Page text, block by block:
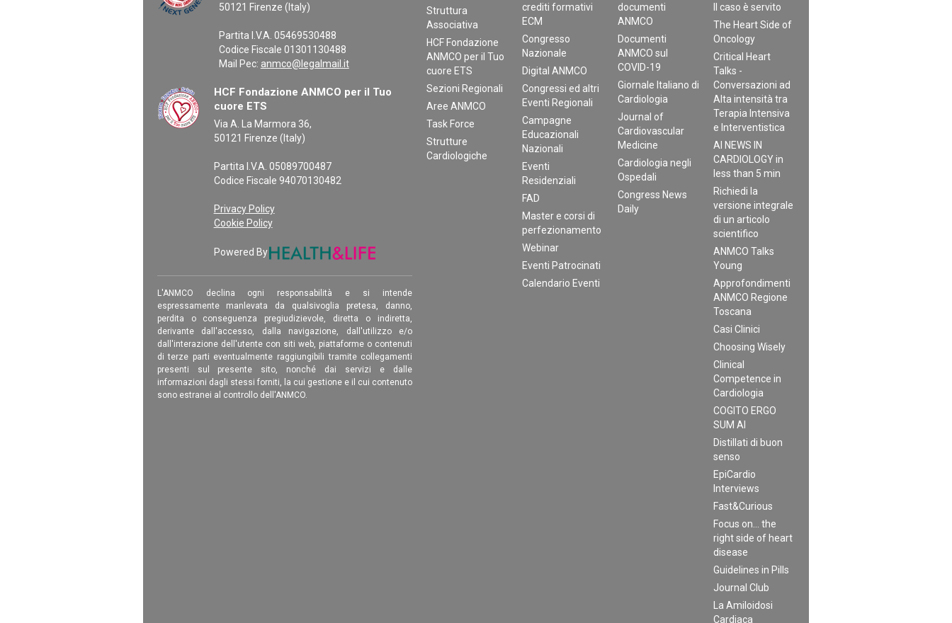
50121 Firenze (Italy)
Partita I.V.A. 05469530488
Codice Fiscale 01301130488
Mail Pec: anmco@legalmail.it
HCF Fondazione ANMCO per il Tuo
cuore ETS
Via A. La Marmora 36,
50121 Firenze (Italy)
Partita I.V.A. 05089700487
Codice Fiscale 94070130482
Privacy Policy
Cookie Policy
Powered By
L'ANMCO declina ogni responsabilità e si intende
espressamente manlevata da qualsivoglia pretesa, danno,
perdita o conseguenza pregiudizievole, diretta o indiretta,
derivante dall'accesso, dalla navigazione, dall'utilizzo e/o
dall'interazione dell'utente con siti web, piattaforme o contenuti
di terze parti eventualmente raggiungibili tramite collegamenti
presenti sul presente sito, nonché dai servizi e dalle
informazioni dagli stessi forniti, la cui gestione e il cui contenuto
sono estranei al controllo dell'ANMCO.
Struttura
Associativa
HCF Fondazione
ANMCO per il Tuo
cuore ETS
Sezioni Regionali
Aree ANMCO
Task Force
Strutture
Cardiologiche
crediti formativi
ECM
Congresso
Nazionale
Digital ANMCO
Congressi ed altri
Eventi Regionali
Campagne
Educazionali
Nazionali
Eventi
Residenziali
FAD
Master e corsi di
perfezionamento
Webinar
Eventi Patrocinati
Calendario Eventi
documenti
ANMCO
Documenti
ANMCO sul
COVID-19
Giornale Italiano di
Cardiologia
Journal of
Cardiovascular
Medicine
Cardiologia negli
Ospedali
Congress News
Daily
Il caso è servito
The Heart Side of
Oncology
Critical Heart
Talks -
Conversazioni ad
Alta intensità tra
Terapia Intensiva
e Interventistica
AI NEWS IN
CARDIOLOGY in
less than 5 min
Richiedi la
versione integrale
di un articolo
scientifico
ANMCO Talks
Young
Approfondimenti
ANMCO Regione
Toscana
Casi Clinici
Choosing Wisely
Clinical
Competence in
Cardiologia
COGITO ERGO
SUM AI
Distillati di buon
senso
EpiCardio
Interviews
Fast&Curious
Focus on… the
right side of heart
disease
Guidelines in Pills
Journal Club
La Amiloidosi
Cardiaca